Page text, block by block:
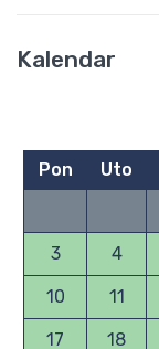
Kalendar
Pon Uto
3 4
10 11
17 18